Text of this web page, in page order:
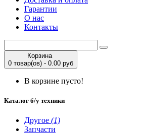
Гарантии
О нас
Контакты
Корзина
0 товар(ов) - 0.00 руб
В корзине пусто!
Каталог б/у техники
Другое (1)
Запчасти